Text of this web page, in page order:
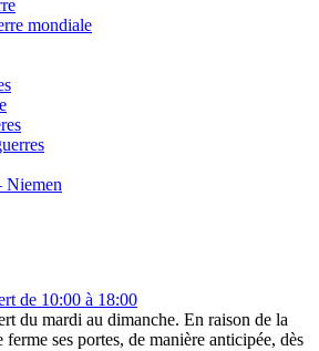
mondiale
Niemen
de 10:00 à 18:00
du mardi au dimanche. En raison de la
ferme ses portes, de manière anticipée, dès